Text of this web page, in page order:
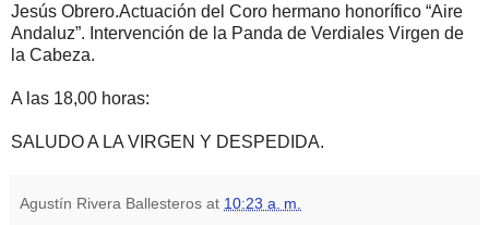
Jesús Obrero.Actuación del Coro hermano honorífico “Aire
Andaluz”. Intervención de la Panda de Verdiales Virgen de
la Cabeza.
A las 18,00 horas:
SALUDO A LA VIRGEN Y DESPEDIDA.
Agustín Rivera Ballesteros at 10:23 a. m.